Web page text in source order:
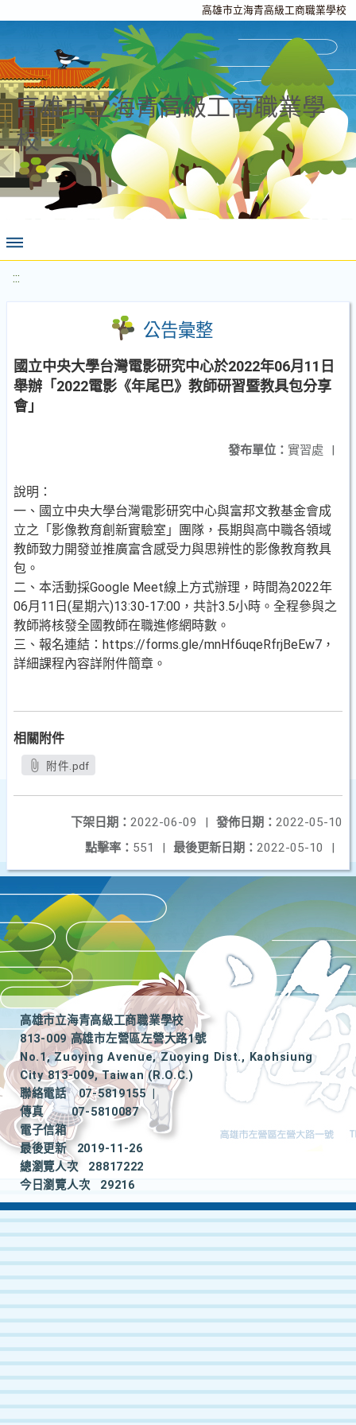
高雄市立海青高級工商職業學校
高雄市立海青高級工商職業學
校
:::
公告彙整
國立中央大學台灣電影研究中心於2022年06月11日
舉辦「2022電影《年尾巴》教師研習暨教具包分享
會」
發布單位： 實習處 |
說明：
一、國立中央大學台灣電影研究中心與富邦文教基金會成
立之「影像教育創新實驗室」團隊，長期與高中職各領域
教師致力開發並推廣富含感受力與思辨性的影像教育教具
包。
二、本活動採Google Meet線上方式辦理，時間為2022年
06月11日(星期六)13:30-17:00，共計3.5小時。全程參與之
教師將核發全國教師在職進修網時數。
三、報名連結：https://forms.gle/mnHf6uqeRfrjBeEw7，
詳細課程內容詳附件簡章。
相關附件
附件.pdf
發佈日期： 2022-05-10
下架日期： 2022-06-09
|
最後更新日期： 2022-05-10 |
點擊率： 551 |
高雄市立海青高級工商職業學校
813-009 高雄市左營區左營大路1號
No.1, Zuoying Avenue, Zuoying Dist., Kaohsiung
City 813-009, Taiwan (R.O.C.)
聯絡電話
07-5819155
|
傳真
07-5810087
電子信箱
最後更新
2019-11-26
總瀏覽人次
28817222
今日瀏覽人次
29216